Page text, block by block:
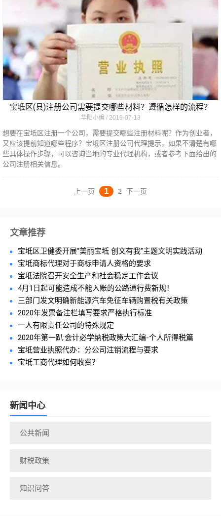
宝坻区(县)注册公司需要提交哪些材料？遵循怎样的流程？
华阳小编 2019-07-13
想要在宝坻区注册一个公司，需要提交哪些注册材料呢？作为创业者，
又应该提前知道哪些程序？宝坻区注册公司代理提示，如果不清楚有哪
些具体操作步骤，可以咨询当地的专业代理机构，或者参考下面给出的
公司注册相关信息。
上一页 1 2 下一页
文章推荐
宝坻区卫健委开展“美丽宝坻 创文有我”主题文明实践活动
宝坻商标代理对于商标申请人资格的要求
宝坻法院召开安全生产和社会稳定工作会议
4月1日起可能造成不能入账的公路通行费新规！
三部门发文明确新能源汽车免征车辆购置税有关政策
2020年发票备注栏填写要求严格执行标准
一人有限责任公司的特殊规定
2020年第一趴:会计必学纳税政策大汇编-个人所得税篇
宝坻营业执照代办：分公司注销流程与要求
宝坻工商代理如何收费？
新闻中心
公共新闻
财税政策
知识问答